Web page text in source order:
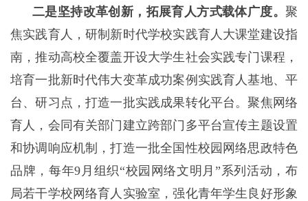
二是坚持改革创新，拓展育人方式载体广度。 聚
焦实践育人，研制新时代学校实践育人大课堂建设指
南，推动高校全覆盖开设大学生社会实践专门课程，
培育一批新时代伟大变革成功案例实践育人基地、平
台、研习点，打造一批实践成果转化平台。聚焦网络
育人，会同有关部门建立跨部门多平台宣传主题设置
和协调响应机制，打造一批全国性校园网络思政特色
品牌，每年9月组织“校园网络文明月”系列活动，布
局若干学校网络育人实验室，强化青年学生良好形象